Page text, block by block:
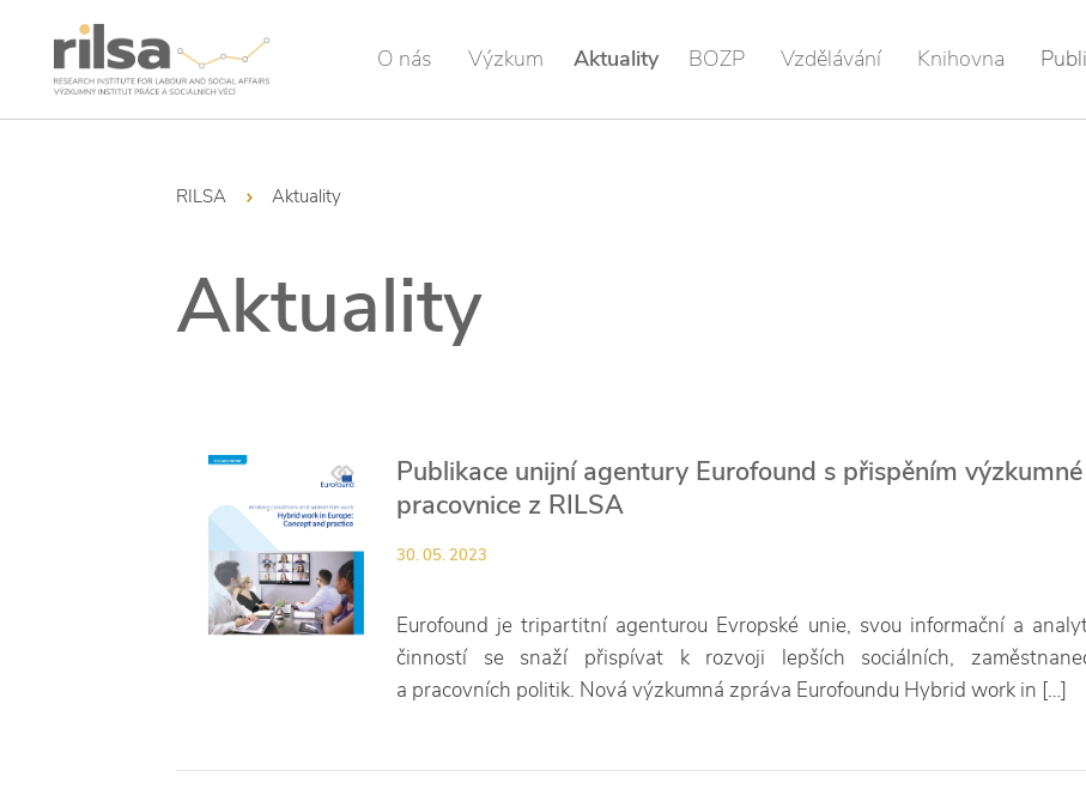
O nás Výzkum Aktuality BOZP Vzdělávání Knihovna
RILSA Aktuality
Aktuality
Publikace unijní agentury Eurofound s přispěním výzkumné
pracovnice z RILSA
30. 05. 2023
Eurofound je tripartitní agenturou Evropské unie, svou informační a
činností se snaží přispívat k rozvoji lepších sociálních,
a pracovních politik. Nová výzkumná zpráva Eurofoundu Hybrid work in […]